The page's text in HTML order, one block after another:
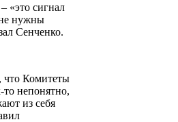
«это сигнал
нужны
Сенченко.
что Комитеты
непонятно,
из себя